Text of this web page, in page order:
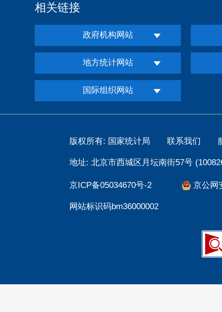
相关链接
政府机构网站
地方统计网站
国际组织网站
版权所有: 国家统计局 联系我们
地址: 北京市西城区月坛南街57号
京ICP备05034670号-2 京公网
网站标识码bm36000002